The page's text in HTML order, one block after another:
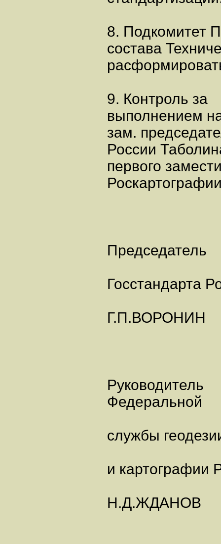
8. Подкомитет
состава
9. Контроль за
выполнением
зам.
России
первого
Председатель
Госстандарта
Г.П.ВОРОНИН
Руководитель
Федеральной
службы
и картографии
Н.Д.ЖДАНОВ